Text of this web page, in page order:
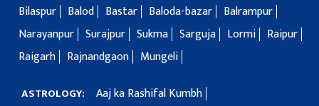
Bilaspur
Balod Bastar Baloda-bazar
Balrampur
Narayanpur Surajpur Sukma Sarguja Lormi
Raipur
Raigarh
Rajnandgaon Mungeli
ASTROLOGY:
Aaj ka Rashifal Kumbh